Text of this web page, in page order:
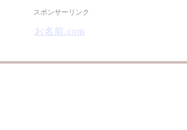
スポンサーリンク
お名前.com